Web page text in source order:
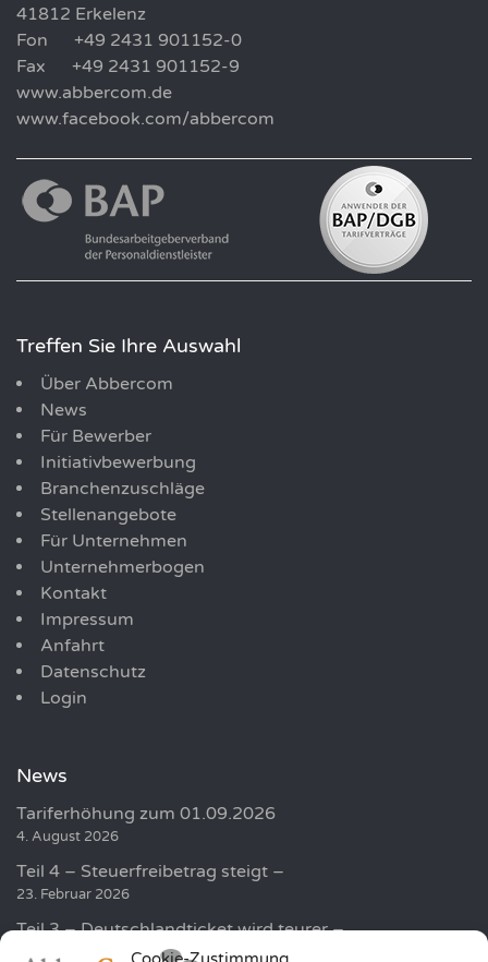
41812 Erkelenz
Fon +49 2431 901152-0
Fax +49 2431 901152-9
www.abbercom.de
www.facebook.com/abbercom
Treffen Sie Ihre Auswahl
Über Abbercom
News
Für Bewerber
Initiativbewerbung
Branchenzuschläge
Stellenangebote
Für Unternehmen
Unternehmerbogen
Kontakt
Impressum
Anfahrt
Datenschutz
Login
News
Tariferhöhung zum 01.09.2026
4. August 2026
Teil 4 – Steuerfreibetrag steigt –
23. Februar 2026
Teil 3 – Deutschlandticket wird teurer –